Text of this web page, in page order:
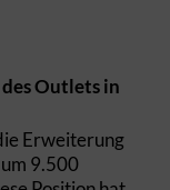
Outlets in
Erweiterung
9.500